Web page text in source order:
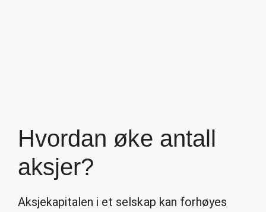
Hvordan øke antall
aksjer?
Aksjekapitalen i et selskap kan forhøyes